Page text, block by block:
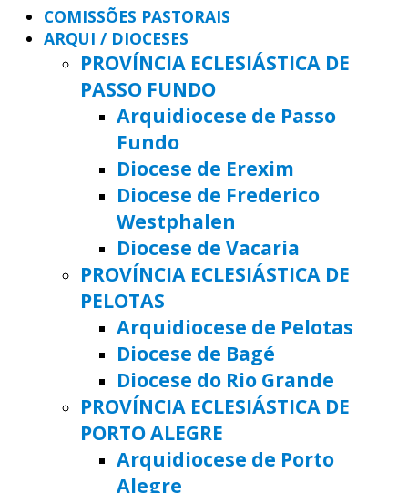
COMISSÕES PASTORAIS
ARQUI / DIOCESES
PROVÍNCIA ECLESIÁSTICA DE
PASSO FUNDO
Arquidiocese de Passo
Fundo
Diocese de Erexim
Diocese de Frederico
Westphalen
Diocese de Vacaria
PROVÍNCIA ECLESIÁSTICA DE
PELOTAS
Arquidiocese de Pelotas
Diocese de Bagé
Diocese do Rio Grande
PROVÍNCIA ECLESIÁSTICA DE
PORTO ALEGRE
Arquidiocese de Porto
Alegre